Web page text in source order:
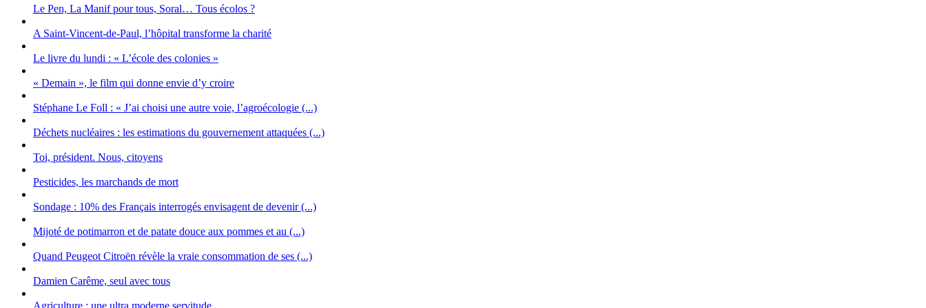
Le Pen, La Manif pour tous, Soral… Tous écolos ?
A Saint-Vincent-de-Paul, l’hôpital transforme la charité
Le livre du lundi : « L’école des colonies »
« Demain », le film qui donne envie d’y croire
Stéphane Le Foll : « J’ai choisi une autre voie, l’agroécologie (...)
Déchets nucléaires : les estimations du gouvernement attaquées (...)
Toi, président. Nous, citoyens
Pesticides, les marchands de mort
Sondage : 10% des Français interrogés envisagent de devenir (...)
Mijoté de potimarron et de patate douce aux pommes et au (...)
Quand Peugeot Citroën révèle la vraie consommation de ses (...)
Damien Carême, seul avec tous